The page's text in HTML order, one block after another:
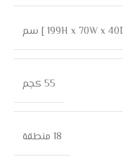
55 كجم
18 منطقة